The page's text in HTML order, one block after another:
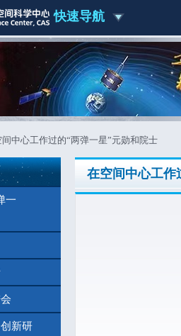
快速导航
间中心工作过的“两弹一星”元勋和院士
一
新研
在空间中心工作